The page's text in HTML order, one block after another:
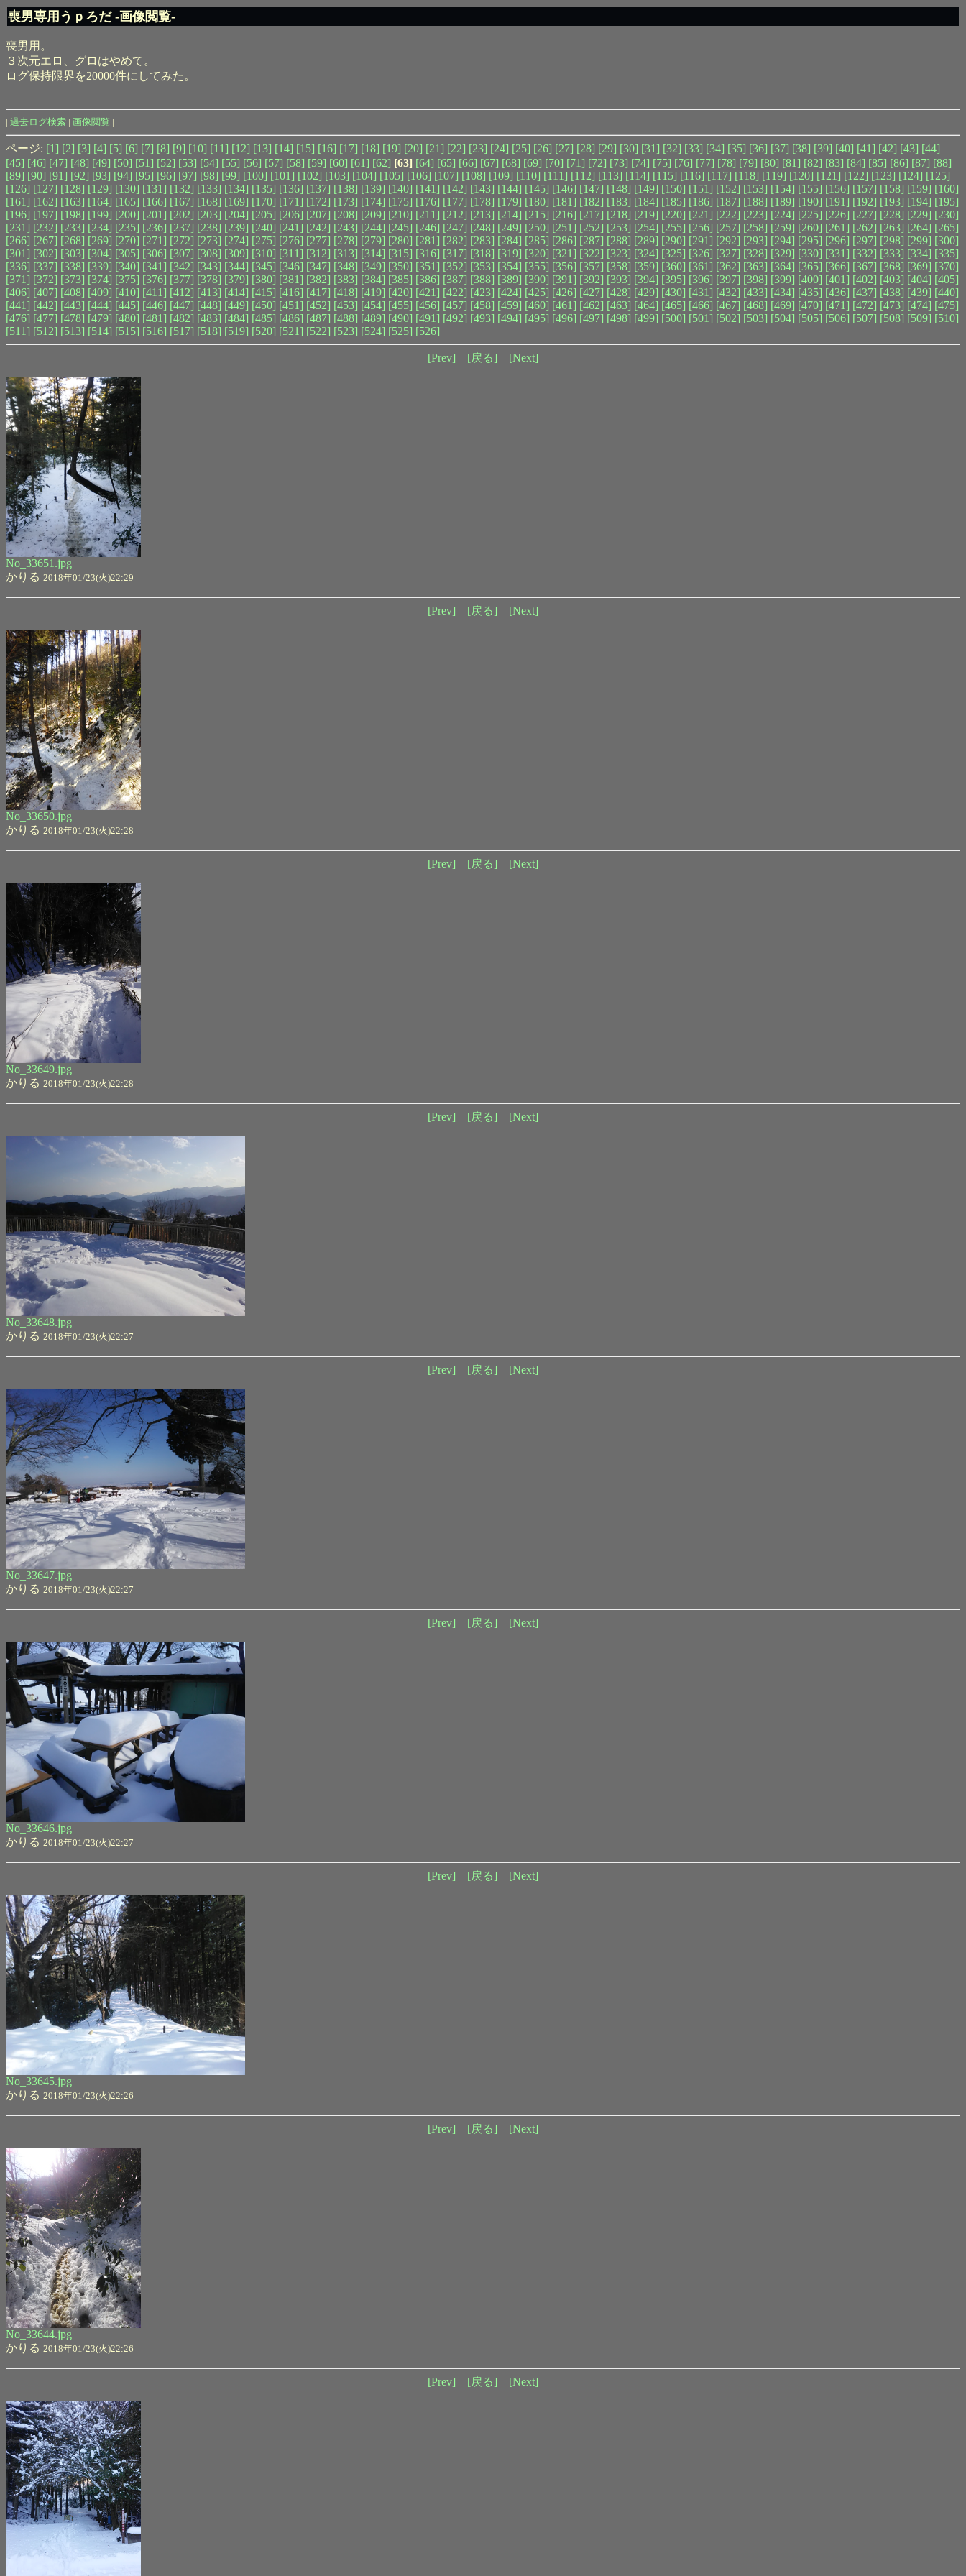
喪男専用うｐろだ -画像閲覧-
喪男用。
３次元エロ、グロはやめて。
ログ保持限界を20000件にしてみた。
| 過去ログ検索 | 画像閲覧 |
ページ: [1] [2] [3] [4] [5] [6] [7] [8] [9] [10] [11] [12] [13] [14] [15] [16] [17] [18] [19] [20] [21] [22] [23] [24] [25] [26] [27] [28] [29] [30] [31] [32] [33] [34] [35] [36] [37] [38] [39] [40] [41] [42] [43] [44]
[45] [46] [47] [48] [49] [50] [51] [52] [53] [54] [55] [56] [57] [58] [59] [60] [61] [62] [63] [64] [65] [66] [67] [68] [69] [70] [71] [72] [73] [74] [75] [76] [77] [78] [79] [80] [81] [82] [83] [84] [85] [86] [87] [88]
[89] [90] [91] [92] [93] [94] [95] [96] [97] [98] [99] [100] [101] [102] [103] [104] [105] [106] [107] [108] [109] [110] [111] [112] [113] [114] [115] [116] [117] [118] [119] [120] [121] [122] [123] [124] [125]
[126] [127] [128] [129] [130] [131] [132] [133] [134] [135] [136] [137] [138] [139] [140] [141] [142] [143] [144] [145] [146] [147] [148] [149] [150] [151] [152] [153] [154] [155] [156] [157] [158] [159] [160]
[161] [162] [163] [164] [165] [166] [167] [168] [169] [170] [171] [172] [173] [174] [175] [176] [177] [178] [179] [180] [181] [182] [183] [184] [185] [186] [187] [188] [189] [190] [191] [192] [193] [194] [195]
[196] [197] [198] [199] [200] [201] [202] [203] [204] [205] [206] [207] [208] [209] [210] [211] [212] [213] [214] [215] [216] [217] [218] [219] [220] [221] [222] [223] [224] [225] [226] [227] [228] [229] [230]
[231] [232] [233] [234] [235] [236] [237] [238] [239] [240] [241] [242] [243] [244] [245] [246] [247] [248] [249] [250] [251] [252] [253] [254] [255] [256] [257] [258] [259] [260] [261] [262] [263] [264] [265]
[266] [267] [268] [269] [270] [271] [272] [273] [274] [275] [276] [277] [278] [279] [280] [281] [282] [283] [284] [285] [286] [287] [288] [289] [290] [291] [292] [293] [294] [295] [296] [297] [298] [299] [300]
[301] [302] [303] [304] [305] [306] [307] [308] [309] [310] [311] [312] [313] [314] [315] [316] [317] [318] [319] [320] [321] [322] [323] [324] [325] [326] [327] [328] [329] [330] [331] [332] [333] [334] [335]
[336] [337] [338] [339] [340] [341] [342] [343] [344] [345] [346] [347] [348] [349] [350] [351] [352] [353] [354] [355] [356] [357] [358] [359] [360] [361] [362] [363] [364] [365] [366] [367] [368] [369] [370]
[371] [372] [373] [374] [375] [376] [377] [378] [379] [380] [381] [382] [383] [384] [385] [386] [387] [388] [389] [390] [391] [392] [393] [394] [395] [396] [397] [398] [399] [400] [401] [402] [403] [404] [405]
[406] [407] [408] [409] [410] [411] [412] [413] [414] [415] [416] [417] [418] [419] [420] [421] [422] [423] [424] [425] [426] [427] [428] [429] [430] [431] [432] [433] [434] [435] [436] [437] [438] [439] [440]
[441] [442] [443] [444] [445] [446] [447] [448] [449] [450] [451] [452] [453] [454] [455] [456] [457] [458] [459] [460] [461] [462] [463] [464] [465] [466] [467] [468] [469] [470] [471] [472] [473] [474] [475]
[476] [477] [478] [479] [480] [481] [482] [483] [484] [485] [486] [487] [488] [489] [490] [491] [492] [493] [494] [495] [496] [497] [498] [499] [500] [501] [502] [503] [504] [505] [506] [507] [508] [509] [510]
[511] [512] [513] [514] [515] [516] [517] [518] [519] [520] [521] [522] [523] [524] [525] [526]
[Prev] [戻る] [Next]
No_33651.jpg
かりる 2018年01/23(火)22:29
[Prev] [戻る] [Next]
No_33650.jpg
かりる 2018年01/23(火)22:28
[Prev] [戻る] [Next]
No_33649.jpg
かりる 2018年01/23(火)22:28
[Prev] [戻る] [Next]
No_33648.jpg
かりる 2018年01/23(火)22:27
[Prev] [戻る] [Next]
No_33647.jpg
かりる 2018年01/23(火)22:27
[Prev] [戻る] [Next]
No_33646.jpg
かりる 2018年01/23(火)22:27
[Prev] [戻る] [Next]
No_33645.jpg
かりる 2018年01/23(火)22:26
[Prev] [戻る] [Next]
No_33644.jpg
かりる 2018年01/23(火)22:26
[Prev] [戻る] [Next]